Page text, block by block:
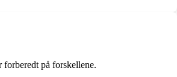
på forskellene.